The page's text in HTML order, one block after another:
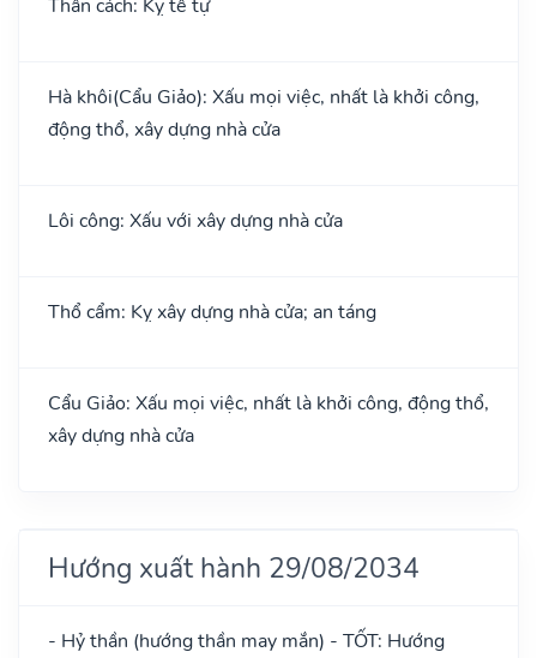
Thần cách: Kỵ tế tự
Hà khôi(Cẩu Giảo): Xấu mọi việc, nhất là khởi công,
động thổ, xây dựng nhà cửa
Lôi công: Xấu với xây dựng nhà cửa
Thổ cẩm: Kỵ xây dựng nhà cửa; an táng
Cẩu Giảo: Xấu mọi việc, nhất là khởi công, động thổ,
xây dựng nhà cửa
Hướng xuất hành 29/08/2034
- Hỷ thần (hướng thần may mắn) - TỐT: Hướng